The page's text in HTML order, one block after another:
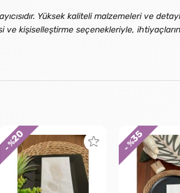
Yüksek kaliteli malzemeleri ve
ve kişiselleştirme seçenekleriyle,
- %
20
- %
35